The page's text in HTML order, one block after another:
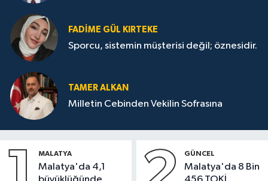
FADIME GÜL KIRTEKE
Sporcu, sistemin müşterisi değil; öznesidir.
TAMER ALKAN
Milletin Cebinden Vekilin Sofrasına
MALATYA
Malatya'da 4,1
GÜNCEL
Malatya'da 8 Bin